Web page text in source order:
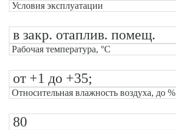
Условия эксплуатации
в закр. отаплив. помещ.
Рабочая температура, °С
от +1 до +35;
Относительная влажность воздуха, до %
80